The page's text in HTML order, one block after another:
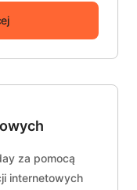
za pomocą
internetowych